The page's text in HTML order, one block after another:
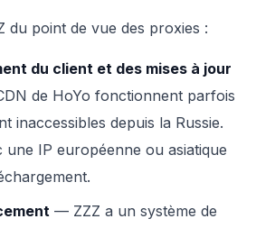
du point de vue des proxies :
du client et des mises à jour
de HoYo fonctionnent parfois
inaccessibles depuis la Russie.
une IP européenne ou asiatique
— ZZZ a un système de